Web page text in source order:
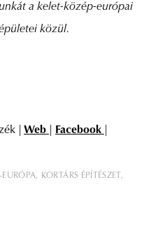
a kelet-közép-európai
közül.
| Web Facebook
EURÓPA KORTÁRS ÉPÍTÉSZET